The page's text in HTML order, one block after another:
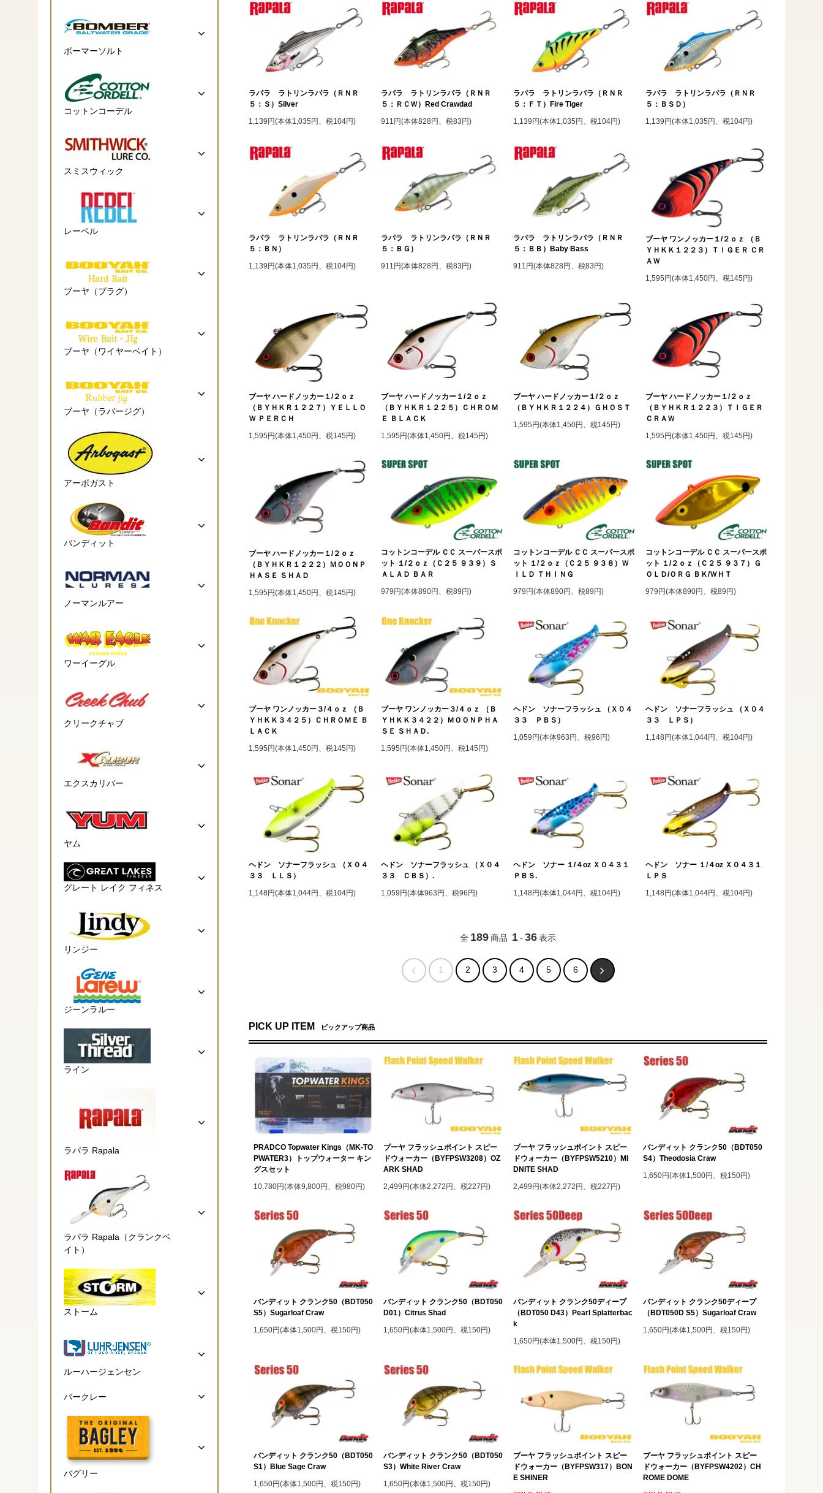
ラパラ ラトリンラパラ（ＲＮＲ
５：Ｓ）Silver
1,139円(本体1,035円、税104円)
ラパラ ラトリンラパラ（ＲＮＲ
５：ＲＣＷ）Red Crawdad
911円(本体828円、税83円)
ラパラ ラトリンラパラ（ＲＮＲ
５：ＦＴ）Fire Tiger
1,139円(本体1,035円、税104円)
ラパラ ラトリンラパラ（ＲＮＲ
５：ＢＳＤ）
1,139円(本体1,035円、税104円)
ラパラ ラトリンラパラ（ＲＮＲ
５：ＢＮ）
1,139円(本体1,035円、税104円)
ラパラ ラトリンラパラ（ＲＮＲ
５：ＢＧ）
911円(本体828円、税83円)
ラパラ ラトリンラパラ（ＲＮＲ
５：ＢＢ）Baby Bass
911円(本体828円、税83円)
ブーヤ ワンノッカー１/２ｏｚ （Ｂ
ＹＨＫＫ１２２３）ＴＩＧＥＲ ＣＲ
ＡＷ
1,595円(本体1,450円、税145円)
ブーヤ ハードノッカー１/２ｏｚ
（ＢＹＨＫＲ１２２７）ＹＥＬＬＯ
Ｗ ＰＥＲＣＨ
1,595円(本体1,450円、税145円)
ブーヤ ハードノッカー１/２ｏｚ
（ＢＹＨＫＲ１２２５）ＣＨＲＯＭ
Ｅ ＢＬＡＣＫ
1,595円(本体1,450円、税145円)
ブーヤ ハードノッカー１/２ｏｚ
（ＢＹＨＫＲ１２２４）ＧＨＯＳＴ
1,595円(本体1,450円、税145円)
ブーヤ ハードノッカー１/２ｏｚ
（ＢＹＨＫＲ１２２３）ＴＩＧＥＲ
ＣＲＡＷ
1,595円(本体1,450円、税145円)
ブーヤ ハードノッカー１/２ｏｚ
（ＢＹＨＫＲ１２２２）ＭＯＯＮＰ
ＨＡＳＥ ＳＨＡＤ
1,595円(本体1,450円、税145円)
コットンコーデル ＣＣ スーパースポ
ット １/２ｏｚ（Ｃ２５ ９３９）Ｓ
ＡＬＡＤ ＢＡＲ
979円(本体890円、税89円)
コットンコーデル ＣＣ スーパースポ
ット １/２ｏｚ（Ｃ２５ ９３８）Ｗ
ＩＬＤ ＴＨＩＮＧ
979円(本体890円、税89円)
コットンコーデル ＣＣ スーパースポ
ット １/２ｏｚ（Ｃ２５ ９３７）Ｇ
ＯＬＤ/ＯＲＧ ＢＫ/ＷＨＴ
979円(本体890円、税89円)
ブーヤ ワンノッカー３/４ｏｚ （Ｂ
ＹＨＫＫ３４２５）ＣＨＲＯＭＥ Ｂ
ＬＡＣＫ
1,595円(本体1,450円、税145円)
ブーヤ ワンノッカー３/４ｏｚ （Ｂ
ＹＨＫＫ３４２２）ＭＯＯＮＰＨＡ
ＳＥ ＳＨＡＤ.
1,595円(本体1,450円、税145円)
ヘドン ソナーフラッシュ （Ｘ０４
３３ ＰＢＳ）
1,059円(本体963円、税96円)
ヘドン ソナーフラッシュ （Ｘ０４
３３ ＬＰＳ）
1,148円(本体1,044円、税104円)
ヘドン ソナーフラッシュ （Ｘ０４
３３ ＬＬＳ）
1,148円(本体1,044円、税104円)
ヘドン ソナーフラッシュ （Ｘ０４
３３ ＣＢＳ）.
1,059円(本体963円、税96円)
ヘドン ソナー １/４oz Ｘ０４３１
ＰＢＳ.
1,148円(本体1,044円、税104円)
ヘドン ソナー １/４oz Ｘ０４３１
ＬＰＳ
1,148円(本体1,044円、税104円)
全 189商品 1- 36表示
1 2 3 4 5 6
PICK UP ITEM ピックアップ商品
PRADCO Topwater Kings（MK-TO
PWATER3）トップウォーター キン
グスセット
10,780円(本体9,800円、税980円)
ブーヤ フラッシュポイント スピー
ドウォーカー（BYFPSW3208）OZ
ARK SHAD
2,499円(本体2,272円、税227円)
ブーヤ フラッシュポイント スピー
ドウォーカー（BYFPSW5210）MI
DNITE SHAD
2,499円(本体2,272円、税227円)
バンディット クランク50（BDT050
S4）Theodosia Craw
1,650円(本体1,500円、税150円)
バンディット クランク50（BDT050
S5）Sugarloaf Craw
1,650円(本体1,500円、税150円)
バンディット クランク50（BDT050
D01）Citrus Shad
1,650円(本体1,500円、税150円)
バンディット クランク50ディープ
（BDT050 D43）Pearl Splatterbac
k
1,650円(本体1,500円、税150円)
バンディット クランク50ディープ
（BDT050D S5）Sugarloaf Craw
1,650円(本体1,500円、税150円)
バンディット クランク50（BDT050
S1）Blue Sage Craw
1,650円(本体1,500円、税150円)
バンディット クランク50（BDT050
S3）White River Craw
1,650円(本体1,500円、税150円)
ブーヤ フラッシュポイント スピー
ドウォーカー（BYFPSW317）BON
E SHINER
ブーヤ フラッシュポイント スピー
ドウォーカー（BYFPSW4202）CH
ROME DOME
ボーマーソルト
コットンコーデル
スミスウィック
レーベル
ブーヤ（プラグ）
ブーヤ（ワイヤーベイト）
ブーヤ（ラバージグ）
アーボガスト
バンディット
ノーマンルアー
ワーイーグル
クリークチャブ
エクスカリバー
ヤム
グレート レイク フィネス
リンジー
ジーンラルー
ライン
ラパラ Rapala
ラパラ Rapala（クランクベ
イト）
ストーム
ルーハージェンセン
バークレー
バグリー